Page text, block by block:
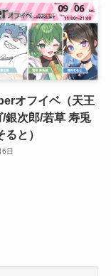
オフイベ（天王
銀次郎/若草 寿兎
と）
日